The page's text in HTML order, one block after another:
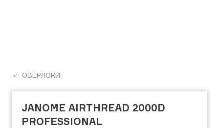
ОВЕРЛОКИ
JANOME AIRTHREAD 2000D
PROFESSIONAL